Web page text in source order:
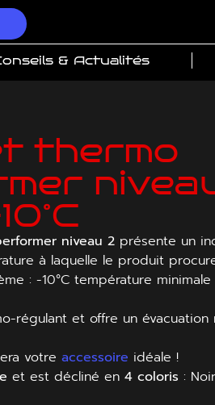
& Actualités
thermo
niveau 2 présente un
à laquelle le produit
: -10°C température
régulant et offre un évacuation
votreaccessoire idéale !
et est décliné en4 coloris :